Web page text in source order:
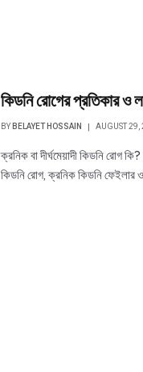
কিডনি রোগের প্রতিকার ও
BY BELAYET HOSSAIN AUGUST 29,
ক্রনিক বা দীর্ঘমেয়াদী কিডনি রোগ
কিডনি রোগ, ক্রনিক কিডনি ফেইলার